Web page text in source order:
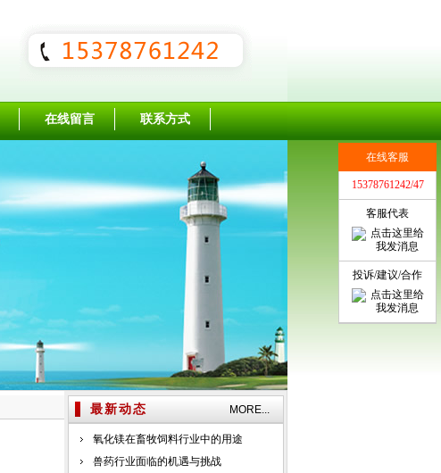
在线留言 联系方式
最新动态 MORE...
氧化镁在畜牧饲料行业中的用途
兽药行业面临的机遇与挑战
在线客服
15378761242/47
客服代表
投诉/建议/合作